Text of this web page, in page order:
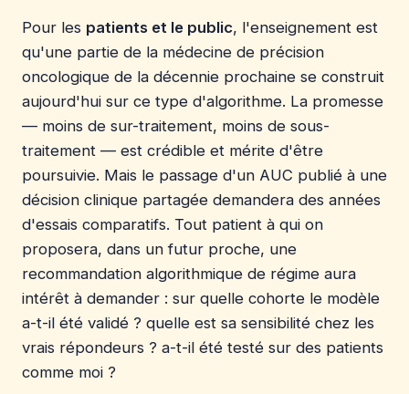
Pour les patients et le public, l'enseignement est
qu'une partie de la médecine de précision
oncologique de la décennie prochaine se construit
aujourd'hui sur ce type d'algorithme. La promesse
— moins de sur-traitement, moins de sous-
traitement — est crédible et mérite d'être
poursuivie. Mais le passage d'un AUC publié à une
décision clinique partagée demandera des années
d'essais comparatifs. Tout patient à qui on
proposera, dans un futur proche, une
recommandation algorithmique de régime aura
intérêt à demander : sur quelle cohorte le modèle
a-t-il été validé ? quelle est sa sensibilité chez les
vrais répondeurs ? a-t-il été testé sur des patients
comme moi ?